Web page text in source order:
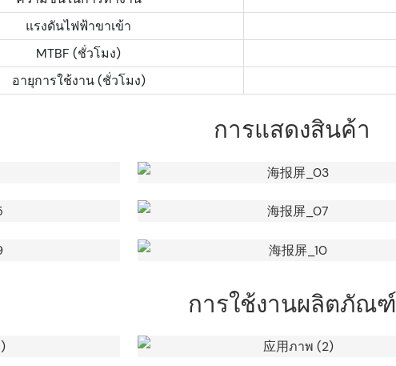
แรงดันไฟฟ้าขาเข้า
MTBF (ชั่วโมง)
อายุการใช้งาน (ชั่วโมง)
การแสดงสินค้า
การใช้งานผลิตภัณฑ์